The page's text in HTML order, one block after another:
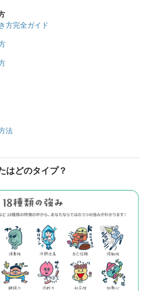
方完全ガイド
法
はどのタイプ？